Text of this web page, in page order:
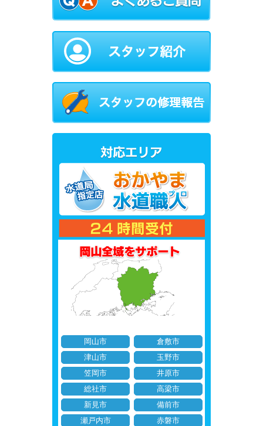
岡山市
倉敷市
津山市
玉野市
笠岡市
井原市
総社市
高梁市
新見市
備前市
瀬戸内市
赤磐市